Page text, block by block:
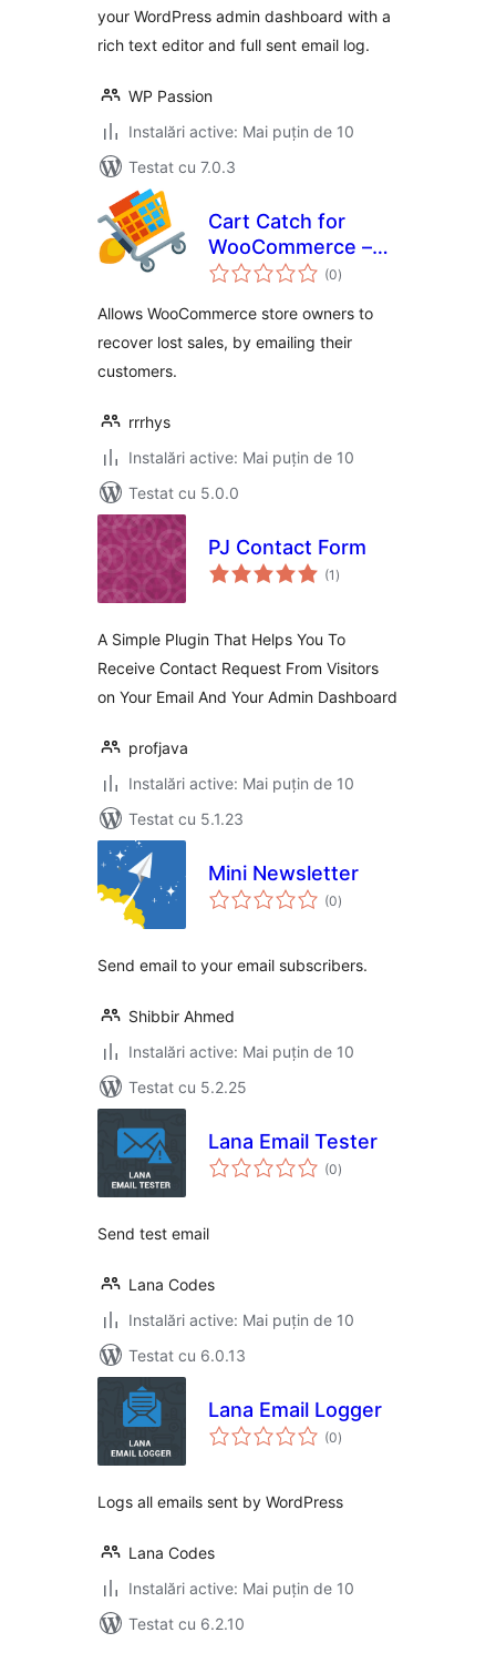
your WordPress admin dashboard with a
rich text editor and full sent email log.
WP Passion
Instalări active: Mai puțin de 10
Testat cu 7.0.3
Cart Catch for
WooCommerce –
cart abandonment
(0total
aprecieri
)
Allows WooCommerce store owners to
recover lost sales, by emailing their
customers.
rrrhys
Instalări active: Mai puțin de 10
Testat cu 5.0.0
PJ Contact Form
(1 total
aprecieri
)
A Simple Plugin That Helps You To
Receive Contact Request From Visitors
on Your Email And Your Admin Dashboard
profjava
Instalări active: Mai puțin de 10
Testat cu 5.1.23
Mini Newsletter
(0total
aprecieri
)
Send email to your email subscribers.
Shibbir Ahmed
Instalări active: Mai puțin de 10
Testat cu 5.2.25
Lana Email Tester
(0total
aprecieri
)
Send test email
Lana Codes
Instalări active: Mai puțin de 10
Testat cu 6.0.13
Lana Email Logger
(0total
aprecieri
)
Logs all emails sent by WordPress
Lana Codes
Instalări active: Mai puțin de 10
Testat cu 6.2.10